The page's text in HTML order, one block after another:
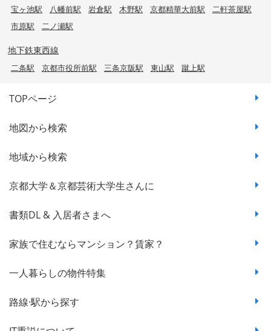
宝ヶ池駅 八幡前駅 岩倉駅 木野駅 京都精華大前駅
二軒茶屋駅
市原駅
二ノ瀬駅
地下鉄東西線
二条駅 京都市役所前駅 三条京阪駅 東山駅 蹴上駅
TOPページ
地図から検索
地域から検索
京都大学＆京都芸術大学生さんに
書類DL & 入居者さまへ
家族で住むならマンション？賃家？
一人暮らしの物件特集
路線·駅から探す